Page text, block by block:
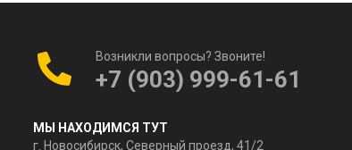
Возникли вопросы? Звоните!
+7 (903) 999-61-61
МЫ НАХОДИМСЯ ТУТ
г. Новосибирск, Северный проезд, 41/2